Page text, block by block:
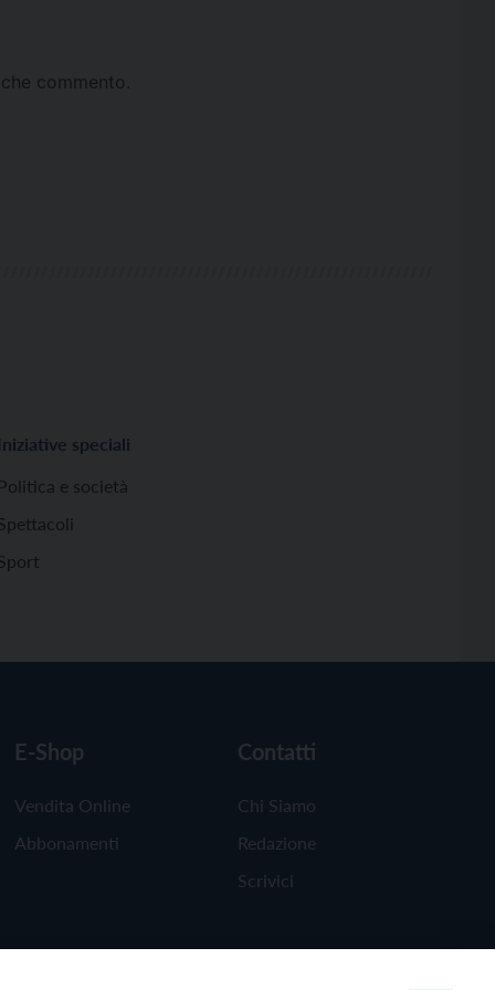
commento.
Iniziative speciali
Politica e società
E-Shop
Vendita Online
Abbonamenti
Contatti
Chi Siamo
Redazione
Scrivici